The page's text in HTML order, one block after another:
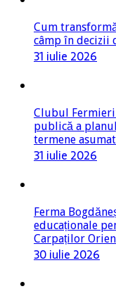
Cum
câmp în decizii
31 iulie 2026
Clubul
publică a
termene
31 iulie 2026
Ferma
educaționale
Carpaților
30 iulie 2026